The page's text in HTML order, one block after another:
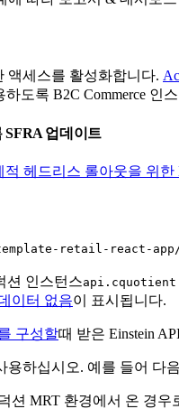
액세스를 활성화합니다.
하도록 B2C Commerce 인
SFRA 업데이트
적 헤드리스 롤아웃을 위한
retail-react-
션 인스턴스
이터 없음이 표시됩니다.
구성할때 받은 Einstein
용하십시오. 예를 들어 다
션 MRT 환경에서 온 경우